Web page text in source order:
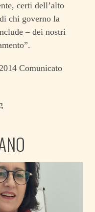
certi dell’alto
chi governo la
– dei nostri
Comunicato